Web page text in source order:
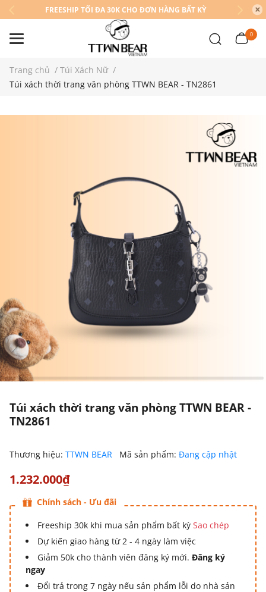
FREESHIP TỐI ĐA 30K CHO ĐƠN HÀNG BẤT KỲ
0
Trang chủ / Túi Xách Nữ /
Túi xách thời trang văn phòng TTWN BEAR - TN2861
Túi xách thời trang văn phòng TTWN BEAR -
TN2861
Thương hiệu: TTWN BEAR Mã sản phẩm: Đang cập nhật
1.232.000₫
Chính sách - Ưu đãi
Freeship 30k khi mua sản phẩm bất kỳ Sao chép
Dự kiến giao hàng từ 2 - 4 ngày làm việc
Giảm 50k cho thành viên đăng ký mới. Đăng ký
ngay
Đổi trả trong 7 ngày nếu sản phẩm lỗi do nhà sản